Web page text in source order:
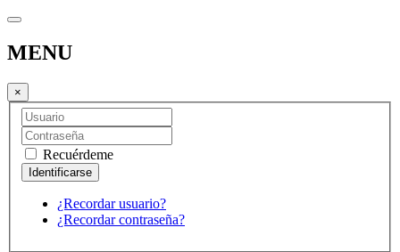
MENU
×
Recuérdeme
¿Recordar usuario?
¿Recordar contraseña?